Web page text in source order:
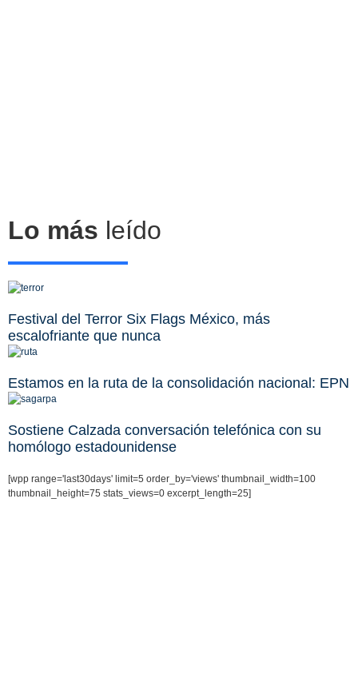
Lo más leído
Festival del Terror Six Flags México, más
escalofriante que nunca
Estamos en la ruta de la consolidación nacional: EPN
Sostiene Calzada conversación telefónica con su
homólogo estadounidense
[wpp range='last30days' limit=5 order_by='views' thumbnail_width=100
thumbnail_height=75 stats_views=0 excerpt_length=25]